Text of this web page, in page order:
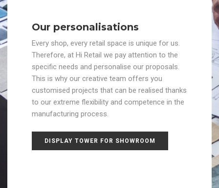
Our personalisations
Every shop, every retail space is unique for us.
Therefore, at Hi Retail we pay attention to the
specific needs and personalise our proposals.
This is why our creative team offers you
customised projects that can be realised thanks
to our extreme flexibility and competence in the
manufacturing process.
DISPLAY TOWER FOR SHOWROOM